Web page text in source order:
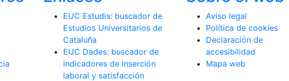
EUC Estudis: buscador de
Estudios Universitarios de
Cataluña
EUC Dades: buscador de
indicadores de inserción
laboral y satisfacción
Aviso legal
Política de cookies
Declaración de
accesibilidad
Mapa web